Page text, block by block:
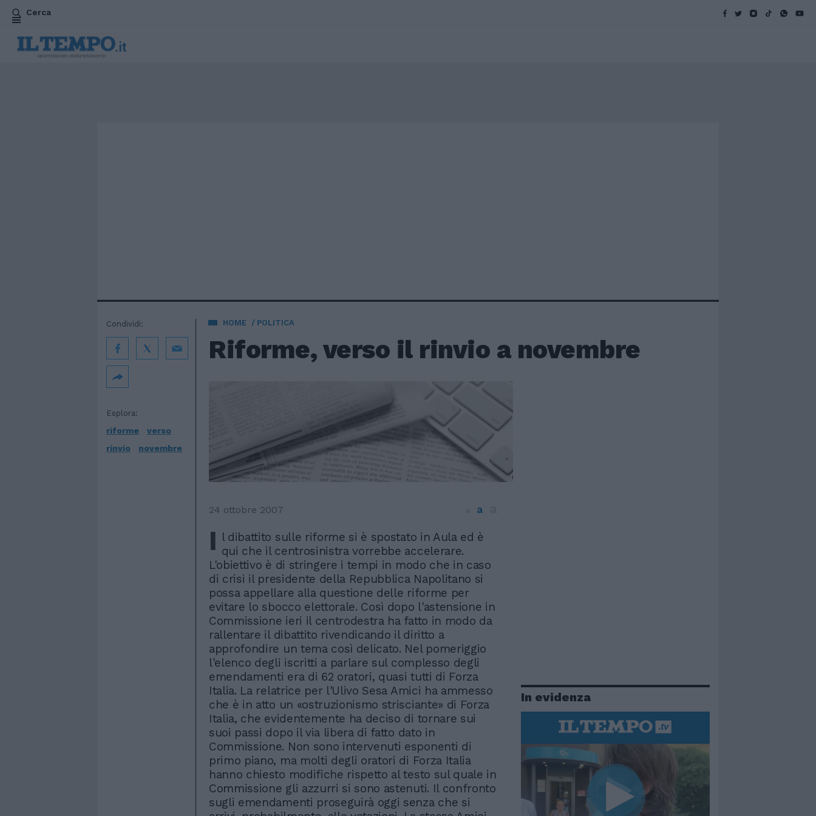
Cerca
HOME POLITICA
Riforme, verso il rinvio a novembre
Esplora:
riforme
verso
rinvio
novembre
Condividi:
24 ottobre 2007 a
I l dibattito sulle riforme si è spostato in Aula ed è
qui che il centrosinistra vorrebbe accelerare.
L'obiettivo è di stringere i tempi in modo che in caso
di crisi il presidente della Repubblica Napolitano si
possa appellare alla questione delle riforme per
evitare lo sbocco elettorale. Così dopo l'astensione in
Commissione ieri il centrodestra ha fatto in modo da
rallentare il dibattito rivendicando il diritto a
approfondire un tema così delicato. Nel pomeriggio
l'elenco degli iscritti a parlare sul complesso degli
emendamenti era di 62 oratori, quasi tutti di Forza
Italia. La relatrice per l'Ulivo Sesa Amici ha ammesso
che è in atto un «ostruzionismo strisciante» di Forza
Italia, che evidentemente ha deciso di tornare sui
suoi passi dopo il via libera di fatto dato in
Commissione. Non sono intervenuti esponenti di
primo piano, ma molti degli oratori di Forza Italia
hanno chiesto modifiche rispetto al testo sul quale in
Commissione gli azzurri si sono astenuti. Il confronto
sugli emendamenti proseguirà oggi senza che si
In evidenza